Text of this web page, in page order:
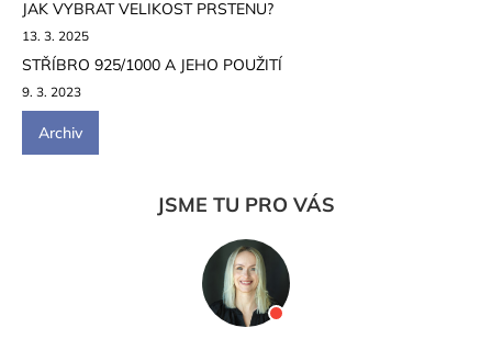
JAK VYBRAT VELIKOST PRSTENU?
13. 3. 2025
STŘÍBRO 925/1000 A JEHO POUŽITÍ
9. 3. 2023
Archiv
JSME TU PRO VÁS